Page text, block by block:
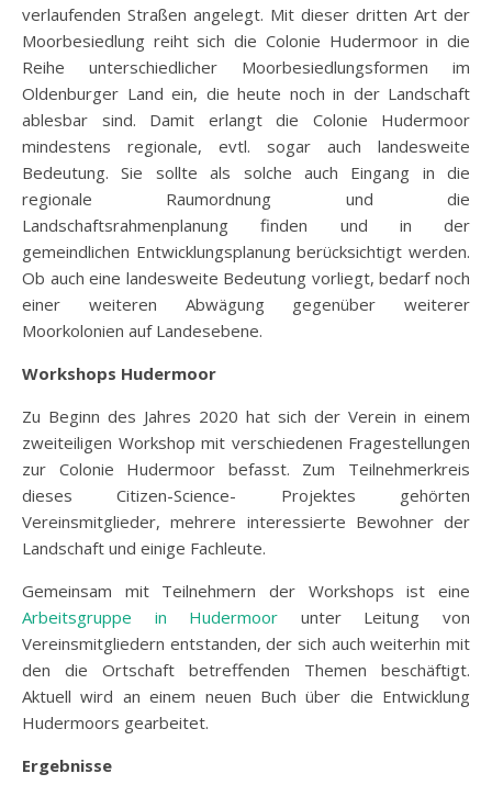
verlaufenden Straßen angelegt. Mit dieser dritten Art der
Moorbesiedlung reiht sich die Colonie Hudermoor in die
Reihe unterschiedlicher Moorbesiedlungsformen im
Oldenburger Land ein, die heute noch in der Landschaft
ablesbar sind. Damit erlangt die Colonie Hudermoor
mindestens regionale, evtl. sogar auch landesweite
Bedeutung. Sie sollte als solche auch Eingang in die
regionale Raumordnung und die
Landschaftsrahmenplanung finden und in der
gemeindlichen Entwicklungsplanung berücksichtigt werden.
Ob auch eine landesweite Bedeutung vorliegt, bedarf noch
einer weiteren Abwägung gegenüber weiterer
Moorkolonien auf Landesebene.
Workshops Hudermoor
Zu Beginn des Jahres 2020 hat sich der Verein in einem
zweiteiligen Workshop mit verschiedenen Fragestellungen
zur Colonie Hudermoor befasst. Zum Teilnehmerkreis
dieses Citizen-Science- Projektes gehörten
Vereinsmitglieder, mehrere interessierte Bewohner der
Landschaft und einige Fachleute.
Gemeinsam mit Teilnehmern der Workshops ist eine
Arbeitsgruppe in Hudermoor unter Leitung von
Vereinsmitgliedern entstanden, der sich auch weiterhin mit
den die Ortschaft betreffenden Themen beschäftigt.
Aktuell wird an einem neuen Buch über die Entwicklung
Hudermoors gearbeitet.
Ergebnisse